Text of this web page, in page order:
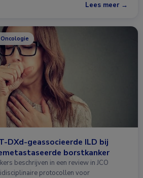
Lees meer →
DXd-geassocieerde ILD bij
borstkanker
beschrijven in een review in JCO
protocollen voor